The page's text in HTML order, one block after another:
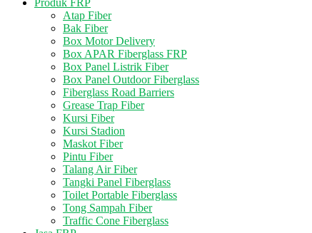
Produk FRP
Atap Fiber
Bak Fiber
Box Motor Delivery
Box APAR Fiberglass FRP
Box Panel Listrik Fiber
Box Panel Outdoor Fiberglass
Fiberglass Road Barriers
Grease Trap Fiber
Kursi Fiber
Kursi Stadion
Maskot Fiber
Pintu Fiber
Talang Air Fiber
Tangki Panel Fiberglass
Toilet Portable Fiberglass
Tong Sampah Fiber
Traffic Cone Fiberglass